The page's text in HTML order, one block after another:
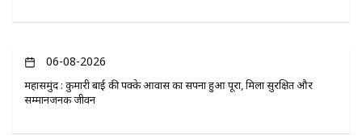
06-08-2026
महासमुंद : कुमारी बाई की पक्के आवास का सपना हुआ पूरा, मिला सुरक्षित और
सम्मानजनक जीवन